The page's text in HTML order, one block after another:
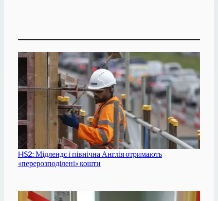
HS2: Мідлендс і північна Англія отримають
«перерозподілені» кошти